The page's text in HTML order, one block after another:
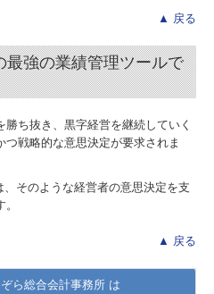
ら総合会計事務所 は
▲ 戻る
最強の業績管理ツールで
ち抜き、黒字経営を継続していく
戦略的な意思決定が要求されま
、そのような経営者の意思決定を支
▲ 戻る